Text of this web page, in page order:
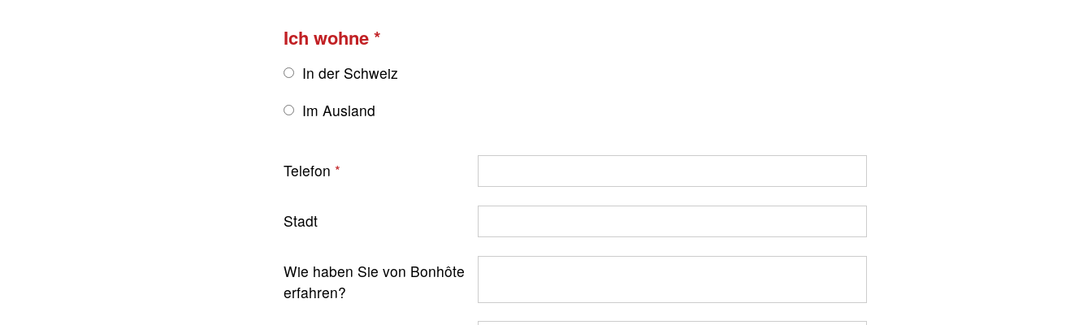
Ich wohne
In der Schweiz
Im Ausland
Telefon
Stadt
Wie haben Sie von Bonhôte
erfahren?